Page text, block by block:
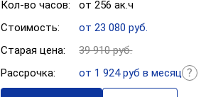
Кол-во часов:
от 256 ак.ч
Стоимость:
от 23 080 руб.
Старая цена:
39 910 руб.
Рассрочка:
от 1 924 руб в месяц